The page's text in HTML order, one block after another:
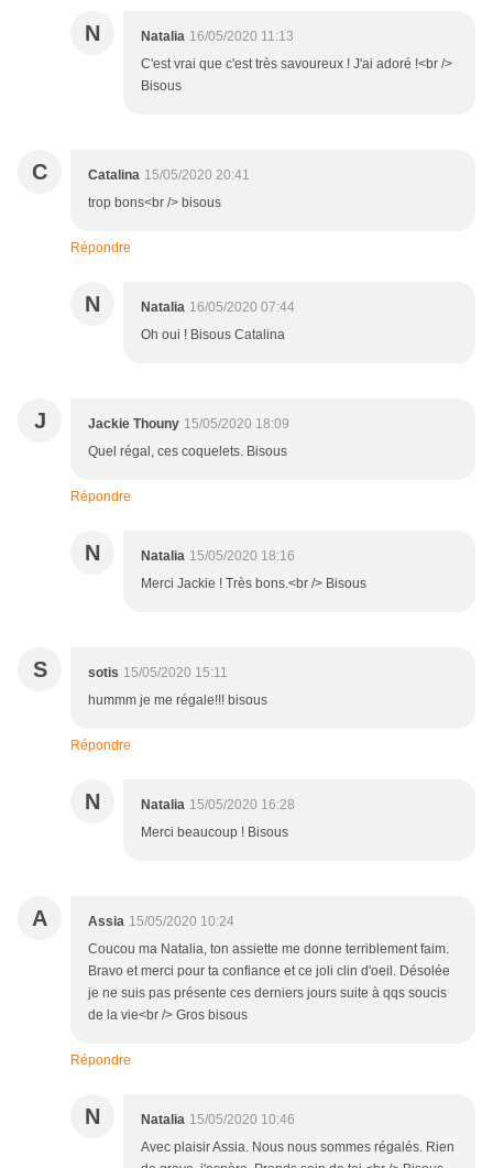
N Natalia 16/05/2020 11:13
C'est vrai que c'est très savoureux ! J'ai adoré !<br />
Bisous
C Catalina 15/05/2020 20:41
trop bons<br /> bisous
Répondre
N Natalia 16/05/2020 07:44
Oh oui ! Bisous Catalina
J Jackie Thouny 15/05/2020 18:09
Quel régal, ces coquelets. Bisous
Répondre
N Natalia 15/05/2020 18:16
Merci Jackie ! Très bons.<br /> Bisous
S sotis 15/05/2020 15:11
hummm je me régale!!! bisous
Répondre
N Natalia 15/05/2020 16:28
Merci beaucoup ! Bisous
A Assia 15/05/2020 10:24
Coucou ma Natalia, ton assiette me donne terriblement faim.
Bravo et merci pour ta confiance et ce joli clin d'oeil. Désolée
je ne suis pas présente ces derniers jours suite à qqs soucis
de la vie<br /> Gros bisous
Répondre
N Natalia 15/05/2020 10:46
Avec plaisir Assia. Nous nous sommes régalés. Rien